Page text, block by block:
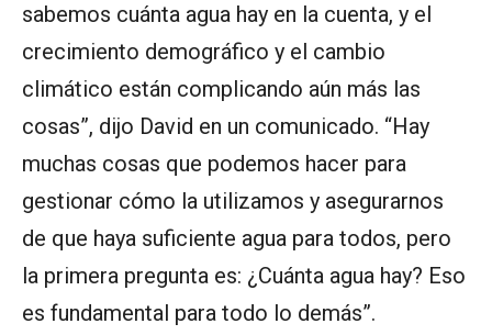
sabemos cuánta agua hay en la cuenta, y el
crecimiento demográfico y el cambio
climático están complicando aún más las
cosas”, dijo David en un comunicado. “Hay
muchas cosas que podemos hacer para
gestionar cómo la utilizamos y asegurarnos
de que haya suficiente agua para todos, pero
la primera pregunta es: ¿Cuánta agua hay? Eso
es fundamental para todo lo demás”.